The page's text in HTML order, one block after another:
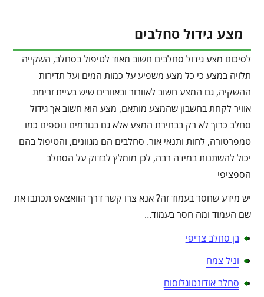
מצע גידול סחלבים
לסיכום מצע גידול סחלבים חשוב מאוד לטיפול בסחלב, השקייה
תלויה במצע כי כל מצע משפיע על כמות המים ועל תדירות
ההשקיה, גם המצע חשוב לאוורור ובאזורים שיש בעיית זרימת
אוויר לקחת בחשבון שהמצע מותאם, מצע הוא חשוב אך גידול
סחלב כרוך לא רק בבחירת המצע אלא גם בגורמים נוספים כמו
טמפרטורה, לחות ותנאי אור. סחלבים הם מגוונים, והטיפול בהם
יכול להשתנות במידה רבה, לכן מומלץ לבדוק על הסחלב
הספציפי
יש מידע שחסר בעמוד זה? אנא צרו קשר דרך הוואצאפ תכתבו את
שם העמוד ומה חסר בעמוד…
בן סחלב צריפי
וניל צמח
סחלב אודונטוגלוסום